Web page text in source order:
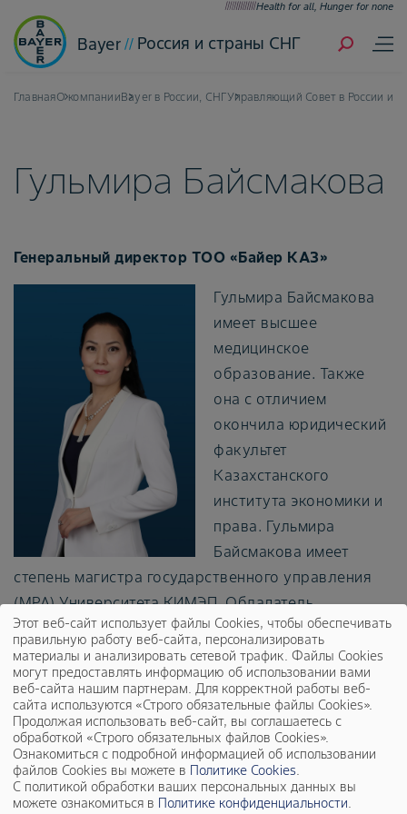
Health for all, Hunger for none
Bayer Россия и страны СНГ
ГлавнаяО компанииBayer в России, СНГУправляющий Совет в России и
Гульмира Байсмакова
Генеральный директор ТОО «Байер КАЗ»
Гульмира Байсмакова
имеет высшее
медицинское
образование. Также
она с отличием
окончила юридический
факультет
Казахстанского
института экономики и
права. Гульмира
Байсмакова имеет
степень магистра государственного управления
(MPA) Университета КИМЭП. Обладатель
Президентской стипендии КИМЭП за выдающиеся
успехи в учебе.
Имеет многолетний опыт работы в коммерческих
предприятиях на различных должностях, включая
работу в дочерней организации АО НК
«КазМунайГаз».
Гульмира присоединилась к ТОО «Байер КАЗ» в
Этот веб-сайт использует файлы Cookies, чтобы обеспечивать
правильную работу веб-сайта, персонализировать
материалы и анализировать сетевой трафик. Файлы Cookies
могут предоставлять информацию об использовании вами
веб-сайта нашим партнерам. Для корректной работы веб-
сайта используются «Строго обязательные файлы Cookies».
Продолжая использовать веб-сайт, вы соглашаетесь с
обработкой «Строго обязательных файлов Cookies».
Ознакомиться с подробной информацией об использовании
файлов Cookies вы можете в Политике Cookies.
С политикой обработки ваших персональных данных вы
можете ознакомиться в Политике конфиденциальности.